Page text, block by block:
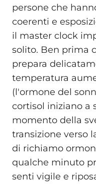
persone che
coerenti e
il master clock
solito. Ben prima
prepara
temperatura
(l'ormone del
cortisol iniziano a
momento della
transizione verso
di richiamo
qualche minuto
senti vigile e